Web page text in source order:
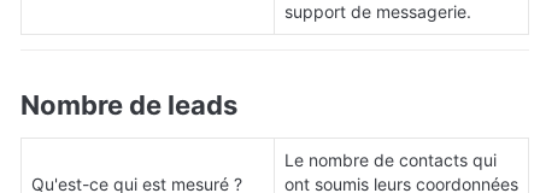
support de messagerie.
Nombre de leads
Qu'est-ce qui est mesuré ?
Le nombre de contacts qui
ont soumis leurs coordonnées